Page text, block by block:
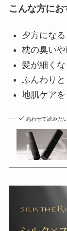
こんな方にお
夕方にな
枕の臭い
髪が細く
ふんわり
地肌ケア
あわせて読みた